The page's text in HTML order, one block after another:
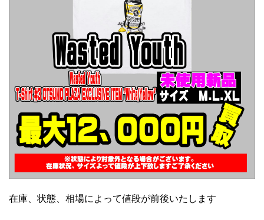
在庫、状態、相場によって値段が前後いたします